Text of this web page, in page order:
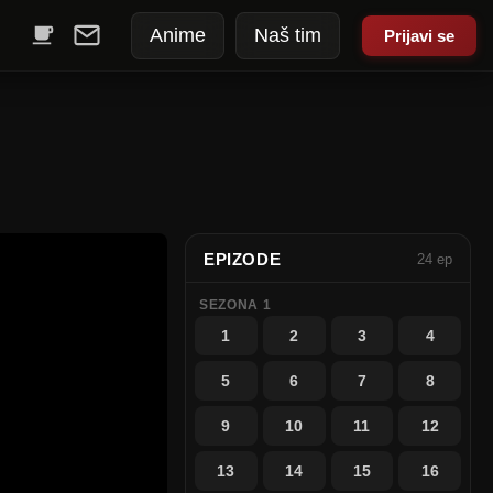
Anime Naš tim Prijavi se
EPIZODE 24 ep
SEZONA 1
1 2 3 4
5 6 7 8
9 10 11 12
13 14 15 16